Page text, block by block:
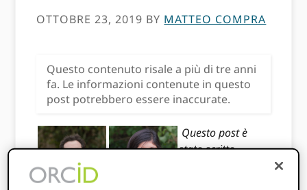
OTTOBRE 23, 2019 BY MATTEO COMPRA
Questo contenuto risale a più di tre anni
fa. Le informazioni contenute in questo
post potrebbero essere inaccurate.
Questo post è
stato scritto